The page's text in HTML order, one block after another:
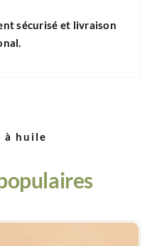
sécurisé et livraison
à huile